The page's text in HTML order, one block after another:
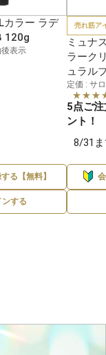
カラー ラデ
120g
表示
る【無料】
ンする
売れ筋ア
ミュナ
ラーク
ュラル
定価 : サ
5点ご
ント！
8/31